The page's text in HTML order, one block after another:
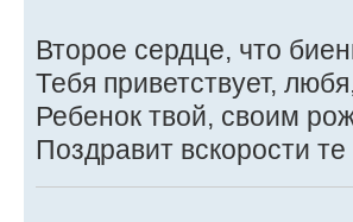
Второе сердце, что
Тебя приветствует,
Ребенок твой, своим
Поздравит вскорости те